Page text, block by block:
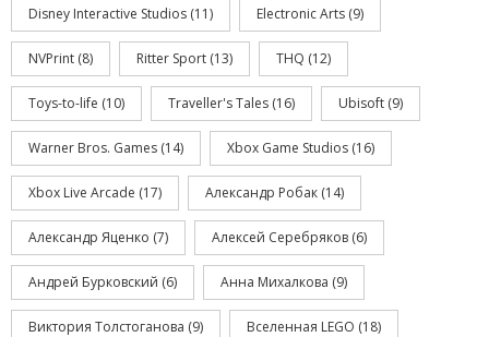
Disney Interactive Studios (11) Electronic Arts (9)
NVPrint (8) Ritter Sport (13) THQ (12)
Toys-to-life (10) Traveller's Tales (16) Ubisoft (9)
Warner Bros. Games (14) Xbox Game Studios (16)
Xbox Live Arcade (17) Александр Робак (14)
Александр Яценко (7) Алексей Серебряков (6)
Андрей Бурковский (6) Анна Михалкова (9)
Виктория Толстоганова (9) Вселенная LEGO (18)